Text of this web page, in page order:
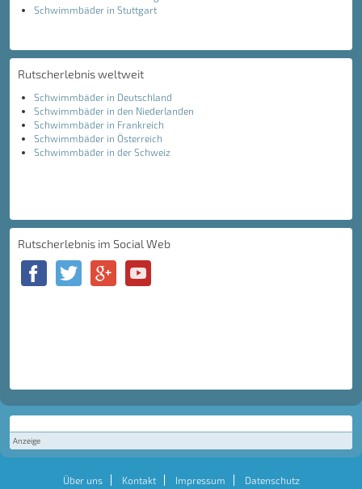
Schwimmbäder in Stuttgart
Rutscherlebnis weltweit
Schwimmbäder in Deutschland
Schwimmbäder in den Niederlanden
Schwimmbäder in Frankreich
Schwimmbäder in Österreich
Schwimmbäder in der Schweiz
Rutscherlebnis im Social Web
Anzeige
Über uns Kontakt Impressum Datenschutz